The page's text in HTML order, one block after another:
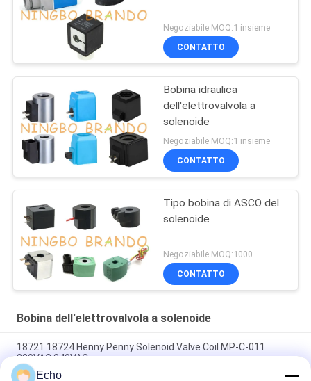
Negoziabile MOQ:1 insieme
CONTATTO
Bobina idraulica
dell'elettrovalvola a
solenoide
Negoziabile MOQ:1 insieme
CONTATTO
Tipo bobina di ASCO del
solenoide
Negoziabile MOQ:1000
CONTATTO
Bobina dell'elettrovalvola a solenoide
18721 18724 Henny Penny Solenoid Valve Coil MP-C-011
220VAC 240VAC
Echo